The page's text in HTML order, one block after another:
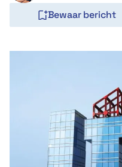
Bewaar bericht